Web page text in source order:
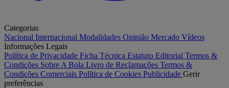
Categorias
Nacional Internacional Modalidades Opinião Mercado Vídeos
Informações Legais
Política de Privacidade Ficha Técnica Estatuto Editorial Termos &
Condições Sobre A Bola Livro de Reclamações Termos &
Condições Comerciais Política de Cookies Publicidade Gerir
preferências